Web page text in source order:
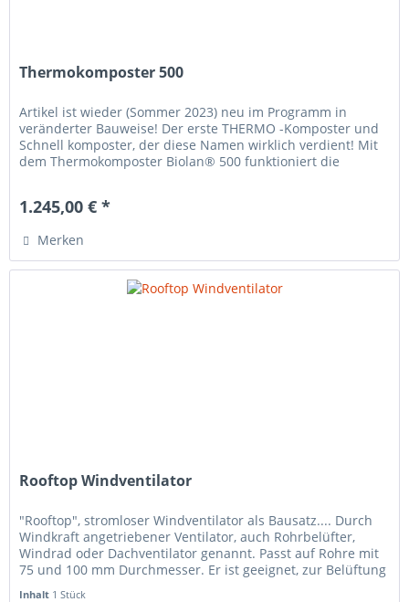
Thermokomposter 500
Artikel ist wieder (Sommer 2023) neu im Programm in
veränderter Bauweise! Der erste THERMO -Komposter und
Schnell komposter, der diese Namen wirklich verdient! Mit
dem Thermokomposter Biolan® 500 funktioniert die
1.245,00 € *
Merken
Rooftop Windventilator
"Rooftop", stromloser Windventilator als Bausatz.... Durch
Windkraft angetriebener Ventilator, auch Rohrbelüfter,
Windrad oder Dachventilator genannt. Passt auf Rohre mit
75 und 100 mm Durchmesser. Er ist geeignet, zur Belüftung
Inhalt 1 Stück